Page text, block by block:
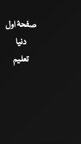
صفحۂ اول
دنیا
تعلیم